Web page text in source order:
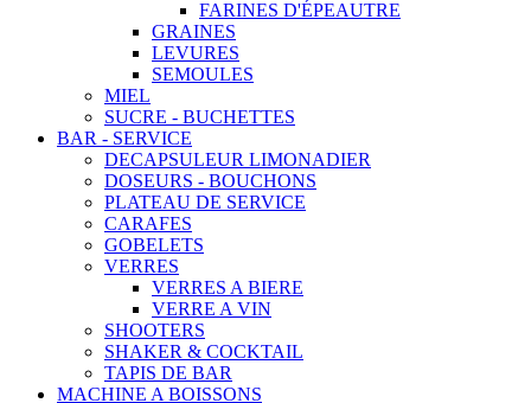
FARINES D'ÉPEAUTRE
GRAINES
LEVURES
SEMOULES
MIEL
SUCRE - BUCHETTES
BAR - SERVICE
DECAPSULEUR LIMONADIER
DOSEURS - BOUCHONS
PLATEAU DE SERVICE
CARAFES
GOBELETS
VERRES
VERRES A BIERE
VERRE A VIN
SHOOTERS
SHAKER & COCKTAIL
TAPIS DE BAR
MACHINE A BOISSONS